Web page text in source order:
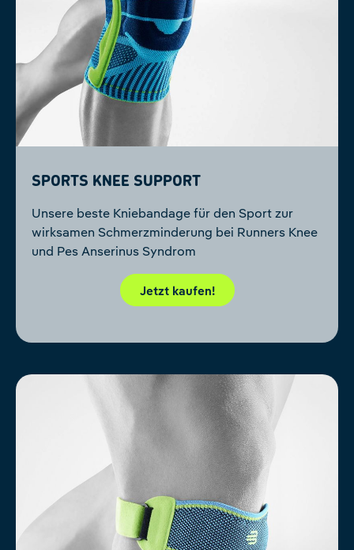
Sports Knee Support
Unsere beste Kniebandage für den Sport zur
wirksamen Schmerzminderung bei Runners Knee
und Pes Anserinus Syndrom
Jetzt kaufen!